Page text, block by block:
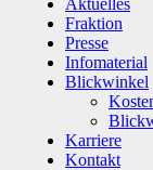
Aktuelles
Fraktion
Presse
Infomaterial
Blickwinkel
Karriere
Kontakt